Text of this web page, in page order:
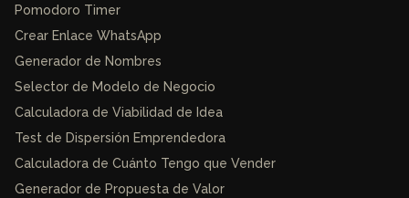
Pomodoro Timer
Crear Enlace WhatsApp
Generador de Nombres
Selector de Modelo de Negocio
Calculadora de Viabilidad de Idea
Test de Dispersión Emprendedora
Calculadora de Cuánto Tengo que Vender
Generador de Propuesta de Valor